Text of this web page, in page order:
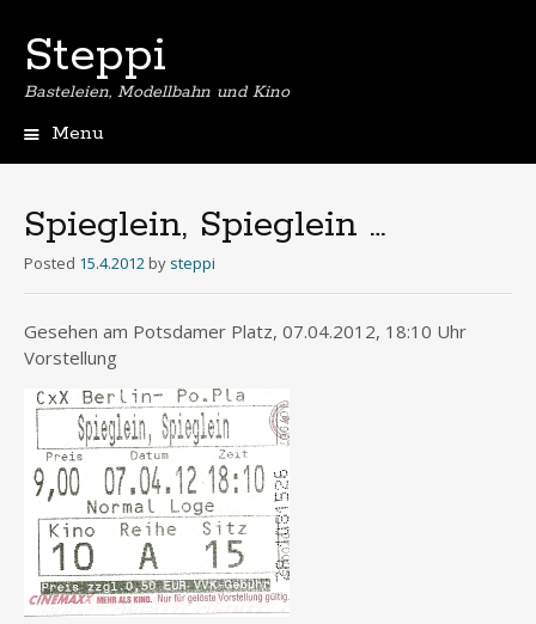
Steppi
Basteleien, Modellbahn und Kino
Menu
Spieglein, Spieglein …
Posted 15.4.2012 by steppi
Gesehen am Potsdamer Platz, 07.04.2012, 18:10 Uhr
Vorstellung